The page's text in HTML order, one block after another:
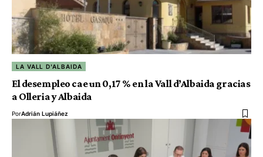
LA VALL D'ALBAIDA
El desempleo cae un 0,17 % en la Vall d’Albaida gracias
a Olleria y Albaida
PorAdrián Lupiáñez